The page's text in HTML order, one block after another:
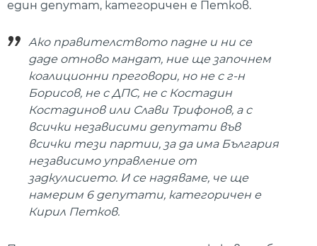
един депутат, категоричен е Петков.
Ако правителството падне и ни се
даде отново мандат, ние ще започнем
коалиционни преговори, но не с г-н
Борисов, не с ДПС, не с Костадин
Костадинов или Слави Трифонов, а с
всички независими депутати във
всички тези партии, за да има България
независимо управление от
задкулисието. И се надяваме, че ще
намерим 6 депутати, категоричен е
Кирил Петков.